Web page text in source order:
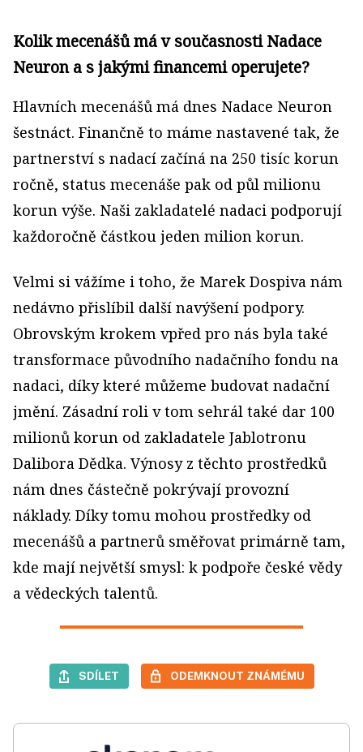
Kolik mecenášů má v současnosti Nadace
Neuron a s jakými financemi operujete?
Hlavních mecenášů má dnes Nadace Neuron
šestnáct. Finančně to máme nastavené tak, že
partnerství s nadací začíná na 250 tisíc korun
ročně, status mecenáše pak od půl milionu
korun výše. Naši zakladatelé nadaci podporují
každoročně částkou jeden milion korun.
Velmi si vážíme i toho, že Marek Dospiva nám
nedávno přislíbil další navýšení podpory.
Obrovským krokem vpřed pro nás byla také
transformace původního nadačního fondu na
nadaci, díky které můžeme budovat nadační
jmění. Zásadní roli v tom sehrál také dar 100
milionů korun od zakladatele Jablotronu
Dalibora Dědka. Výnosy z těchto prostředků
nám dnes částečně pokrývají provozní
náklady. Díky tomu mohou prostředky od
mecenášů a partnerů směřovat primárně tam,
kde mají největší smysl: k podpoře české vědy
a vědeckých talentů.
SDÍLET ODEMKNOUT ZNÁMÉMU